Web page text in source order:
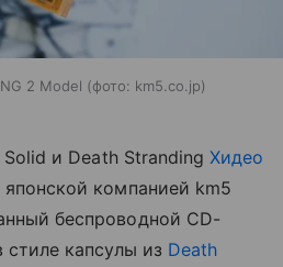
2 Model (фото: km5.co.jp)
Solid и Death StrandingХидео
компанией km5
беспроводной CD-
капсулы из Death